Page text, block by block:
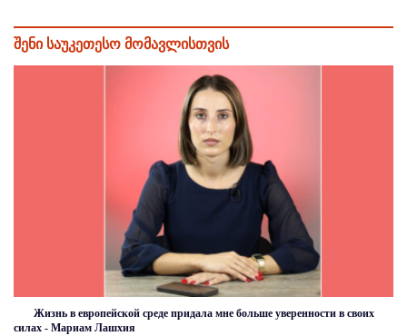
შენი საუკეთესო მომავლისთვის
Жизнь в европейской среде придала мне больше уверенности в своих
силах - Мариам Лашхия